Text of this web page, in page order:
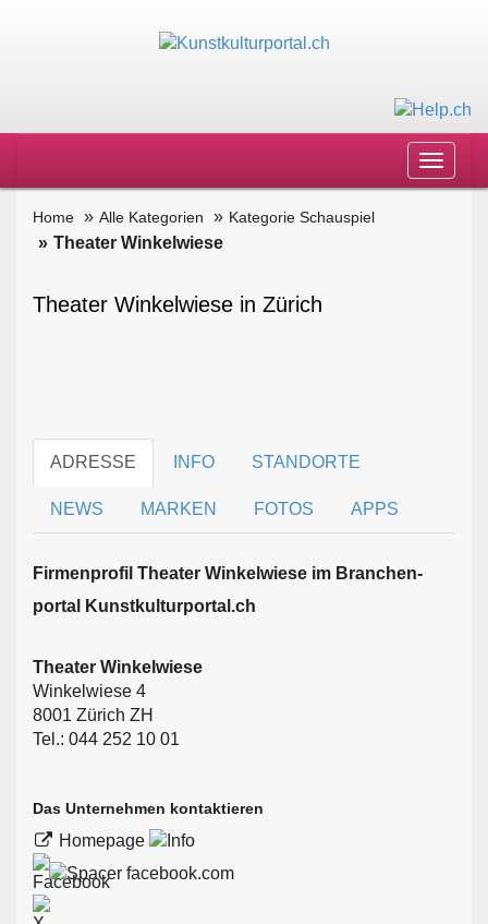
Toggle
Home Alle Kategorien Kategorie Schauspiel
Theater Winkelwiese
Theater Winkelwiese in Zürich
ADRESSE INFO STANDORTE
NEWS MARKEN FOTOS APPS
Firmen­profil Theater Winkelwiese im Branchen­
portal Kunstkulturportal.ch
Theater Winkelwiese
Winkelwiese 4
8001 Zürich ZH
Tel.: 044 252 10 01
Das Unternehmen kontaktieren
Homepage
facebook.com